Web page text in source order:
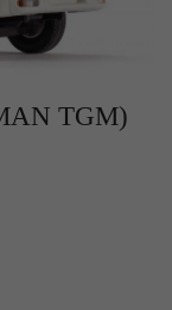
TGM)